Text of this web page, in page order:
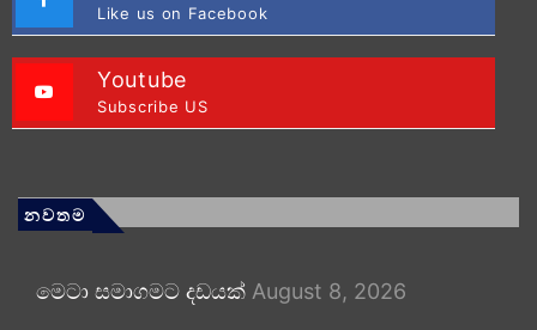
Like us on Facebook
Youtube
Subscribe US
නවතම
මෙටා සමාගමට දඩයක් August 8, 2026